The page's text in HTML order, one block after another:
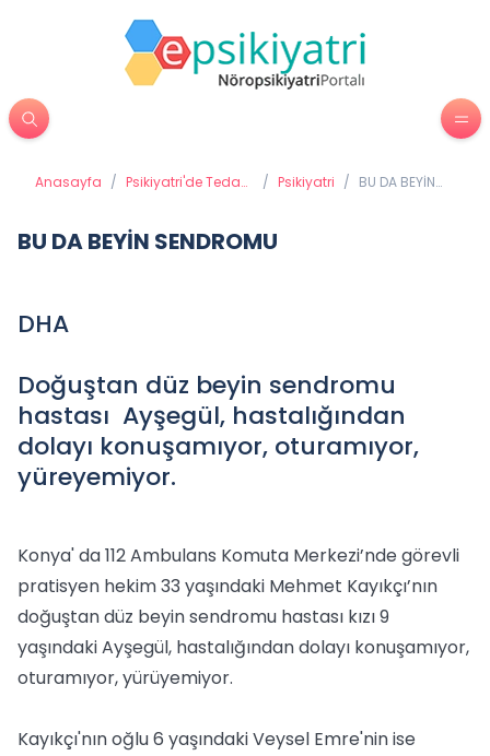
Anasayfa / Psikiyatri'de Tedavi
/ Psikiyatri / BU DA BEYİN
BU DA BEYİN SENDROMU
DHA
Doğuştan düz beyin sendromu
hastası Ayşegül, hastalığından
dolayı konuşamıyor, oturamıyor,
yüreyemiyor.
Konya' da 112 Ambulans Komuta Merkezi’nde görevli
pratisyen hekim 33 yaşındaki Mehmet Kayıkçı’nın
doğuştan düz beyin sendromu hastası kızı 9
yaşındaki Ayşegül, hastalığından dolayı konuşamıyor,
oturamıyor, yürüyemiyor.
Kayıkçı'nın oğlu 6 yaşındaki Veysel Emre'nin ise